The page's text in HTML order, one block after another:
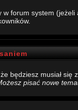
forum system (jeżeli
będziesz musiał się
pisać nowe